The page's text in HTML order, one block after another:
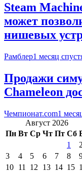
Steam
может
нишевых
Рамблер1 месяц
Продажи
Chameleon
Чемпионат.com1
Август 2026
Пн Вт Ср Чт Пт Сб
1
2
3
4 5 6 7 8
10 11 12 13 14 15